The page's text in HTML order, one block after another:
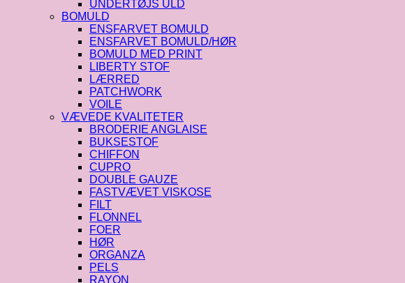
UNDERTØJS ULD
BOMULD
ENSFARVET BOMULD
ENSFARVET BOMULD/HØR
BOMULD MED PRINT
LIBERTY STOF
LÆRRED
PATCHWORK
VOILE
VÆVEDE KVALITETER
BRODERIE ANGLAISE
BUKSESTOF
CHIFFON
CUPRO
DOUBLE GAUZE
FASTVÆVET VISKOSE
FILT
FLONNEL
FOER
HØR
ORGANZA
PELS
RAYON